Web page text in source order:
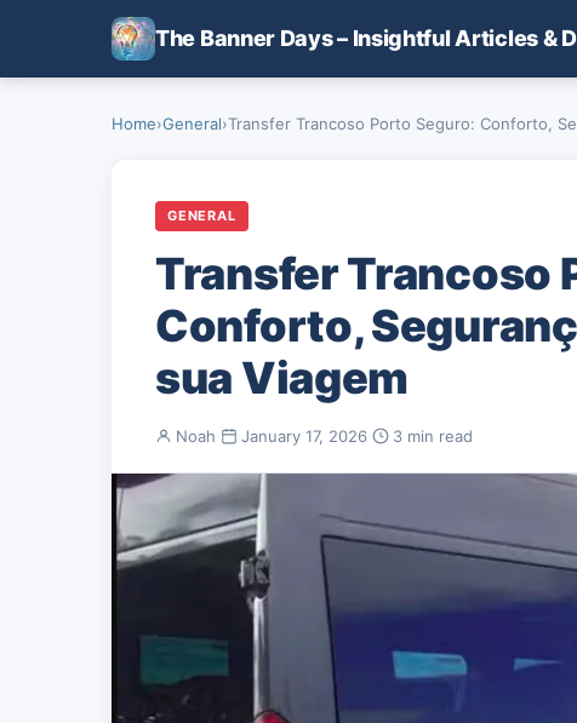
Skip to main content
The Banner Days – Insightful Articles &
Home›General›Transfer Trancoso Porto Seguro: Conforto,
GENERAL
Transfer Trancoso
Conforto,
sua Viagem
Noah January 17, 2026 3 min read